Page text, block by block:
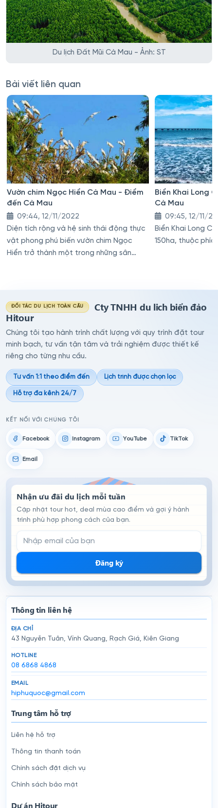
Du lịch Đất Mũi Cà Mau - Ảnh: ST
Bài viết liên quan
Vườn chim Ngọc Hiển Cà Mau - Điểm
đến Cà Mau
09:44, 12/11/2022
Diện tích rộng và hệ sinh thái động thực
vật phong phú biến vườn chim Ngọc
Hiển trở thành một trong những sân
Biển Khai Long
Cà Mau
09:45, 12/11/
Biển Khai Long
150ha, thuộc
ĐỐI TÁC DU LỊCH TOÀN CẦU
Cty TNHH du lich biển đảo
Hitour
Chúng tôi tạo hành trình chất lượng với quy trình đặt tour
minh bạch, tư vấn tận tâm và trải nghiệm được thiết kế
riêng cho từng nhu cầu.
Tư vấn 1:1 theo điểm đến Lịch trình được chọn lọc
Hỗ trợ đa kênh 24/7
KẾT NỐI VỚI CHÚNG TÔI
Facebook Instagram YouTube TikTok
Email
Nhận ưu đãi du lịch mỗi tuần
Cập nhật tour hot, deal mùa cao điểm và gợi ý hành
trình phù hợp phong cách của bạn.
Email đăng ký nhận tin
Đăng ký
Thông tin liên hệ
ĐỊA CHỈ
43 Nguyễn Tuân, Vĩnh Quang, Rạch Giá, Kiên Giang
HOTLINE
08 6868 4868
EMAIL
hiphuquoc@gmail.com
Trung tâm hỗ trợ
Liên hệ hỗ trợ
Thông tin thanh toán
Chính sách đặt dịch vụ
Chính sách bảo mật
Dự án Hitour